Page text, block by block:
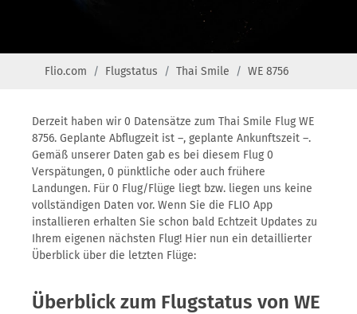
Flio.com Flugstatus Thai Smile WE 8756
Derzeit haben wir 0 Datensätze zum Thai Smile Flug WE
8756. Geplante Abflugzeit ist –, geplante Ankunftszeit –.
Gemäß unserer Daten gab es bei diesem Flug 0
Verspätungen, 0 pünktliche oder auch frühere
Landungen. Für 0 Flug/Flüge liegt bzw. liegen uns keine
vollständigen Daten vor. Wenn Sie die FLIO App
installieren erhalten Sie schon bald Echtzeit Updates zu
Ihrem eigenen nächsten Flug! Hier nun ein detaillierter
Überblick über die letzten Flüge:
Überblick zum Flugstatus von WE